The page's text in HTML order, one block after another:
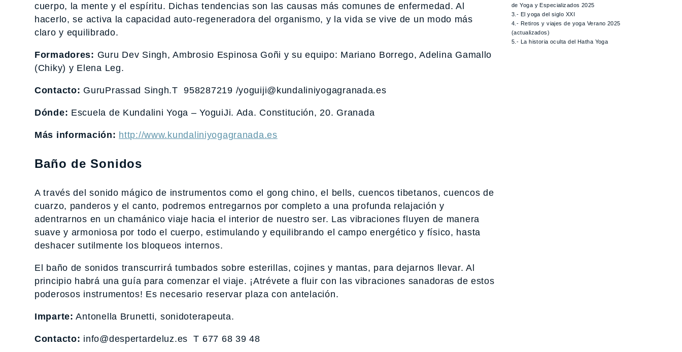
cuerpo, la mente y el espíritu. Dichas tendencias son las causas más comunes de enfermedad. Al
hacerlo, se activa la capacidad auto-regeneradora del organismo, y la vida se vive de un modo más
claro y equilibrado.
Formadores: Guru Dev Singh, Ambrosio Espinosa Goñi y su equipo: Mariano Borrego, Adelina Gamallo
(Chiky) y Elena Leg.
Contacto: GuruPrassad Singh.T 958287219 /yoguiji@kundaliniyogagranada.es
Dónde: Escuela de Kundalini Yoga – YoguiJi. Ada. Constitución, 20. Granada
Más información: http://www.kundaliniyogagranada.es
Baño de Sonidos
A través del sonido mágico de instrumentos como el gong chino, el bells, cuencos tibetanos, cuencos de
cuarzo, panderos y el canto, podremos entregarnos por completo a una profunda relajación y
adentrarnos en un chamánico viaje hacia el interior de nuestro ser. Las vibraciones fluyen de manera
suave y armoniosa por todo el cuerpo, estimulando y equilibrando el campo energético y físico, hasta
deshacer sutilmente los bloqueos internos.
El baño de sonidos transcurrirá tumbados sobre esterillas, cojines y mantas, para dejarnos llevar. Al
principio habrá una guía para comenzar el viaje. ¡Atrévete a fluir con las vibraciones sanadoras de estos
poderosos instrumentos! Es necesario reservar plaza con antelación.
Imparte: Antonella Brunetti, sonidoterapeuta.
Contacto: info@despertardeluz.es T 677 68 39 48
de Yoga y Especializados 2025
3.- El yoga del siglo XXI
4.- Retiros y viajes de yoga Verano 2025
(actualizados)
5.- La historia oculta del Hatha Yoga